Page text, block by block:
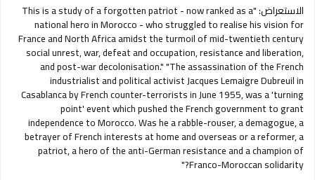
الاستعراض: "This is a study of a forgotten patriot - now ranked as a
national hero in Morocco - who struggled to realise his vision for
France and North Africa amidst the turmoil of mid-twentieth century
social unrest, war, defeat and occupation, resistance and liberation,
and post-war decolonisation." "The assassination of the French
industrialist and political activist Jacques Lemaigre Dubreuil in
Casablanca by French counter-terrorists in June 1955, was a 'turning
point' event which pushed the French government to grant
independence to Morocco. Was he a rabble-rouser, a demagogue, a
betrayer of French interests at home and overseas or a reformer, a
patriot, a hero of the anti-German resistance and a champion of
Franco-Moroccan solidarity?"